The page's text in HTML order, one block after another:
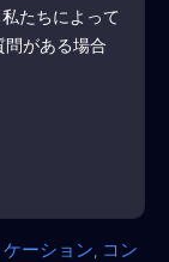
たちによって
問がある場合
ーション コン